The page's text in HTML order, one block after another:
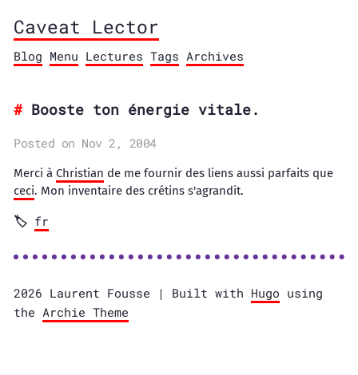
Caveat Lector
Blog Menu Lectures Tags Archives
Booste ton énergie vitale.
Posted on Nov 2, 2004
Merci à Christian de me fournir des liens aussi parfaits que
ceci. Mon inventaire des crétins s'agrandit.
fr
2026 Laurent Fousse | Built with Hugo using
the Archie Theme